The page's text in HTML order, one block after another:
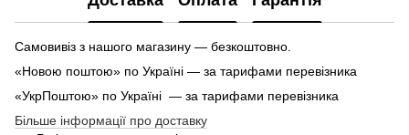
Самовивіз з нашого магазину — безкоштовно.
«Новою поштою» по Україні — за тарифами перевізника
«УкрПоштою» по Україні — за тарифами перевізника
Більше інформації про доставку